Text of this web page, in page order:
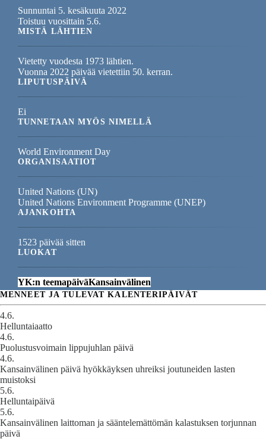
Sunnuntai 5. kesäkuuta 2022
Toistuu vuosittain 5.6.
MISTÄ LÄHTIEN
Vietetty vuodesta 1973 lähtien.
Vuonna 2022 päivää vietettiin 50. kerran.
LIPUTUSPÄIVÄ
Ei
TUNNETAAN MYÖS NIMELLÄ
World Environment Day
ORGANISAATIOT
United Nations (UN)
United Nations Environment Programme (UNEP)
AJANKOHTA
1523 päivää sitten
LUOKAT
YK:n teemapäiväKansainvälinen
MENNEET JA TULEVAT KALENTERIPÄIVÄT
4.6.
Helluntaiaatto
4.6.
Puolustusvoimain lippujuhlan päivä
4.6.
Kansainvälinen päivä hyökkäyksen uhreiksi joutuneiden lasten
muistoksi
5.6.
Helluntaipäivä
5.6.
Kansainvälinen laittoman ja sääntelemättömän kalastuksen torjunnan
päivä